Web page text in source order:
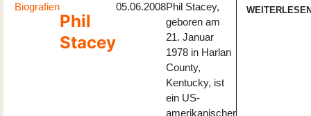
Biografien
Phil
Stacey
05.06.2008Phil Stacey,
geboren am
21. Januar
1978 in Harlan
County,
Kentucky, ist
ein US-
amerikanischer